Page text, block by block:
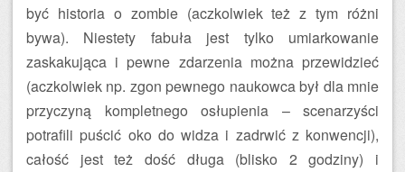
być historia o zombie (aczkolwiek też z tym różni
bywa). Niestety fabuła jest tylko umiarkowanie
zaskakująca i pewne zdarzenia można przewidzieć
(aczkolwiek np. zgon pewnego naukowca był dla mnie
przyczyną kompletnego osłupienia – scenarzyści
potrafili puścić oko do widza i zadrwić z konwencji),
całość jest też dość długa (blisko 2 godziny) i